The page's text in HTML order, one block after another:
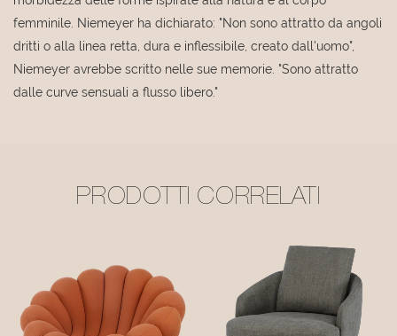
femminile. Niemeyer ha dichiarato: "Non sono attratto da angoli
dritti o alla linea retta, dura e inflessibile, creato dall'uomo",
Niemeyer avrebbe scritto nelle sue memorie. "Sono attratto
dalle curve sensuali a flusso libero."
PRODOTTI CORRELATI